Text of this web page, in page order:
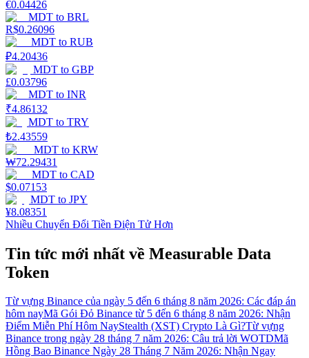
€0.04426
MDT to BRL
R$0.26096
MDT to RUB
₽4.20436
MDT to GBP
£0.03796
MDT to INR
₹4.86132
MDT to TRY
₺2.43559
MDT to KRW
₩72.29431
MDT to CAD
$0.07153
MDT to JPY
¥8.08351
Nhiều Chuyển Đổi Tiền Điện Tử Hơn
Tin tức mới nhất về Measurable Data
Token
Từ vựng Binance của ngày 5 đến 6 tháng 8 năm 2026: Các đáp án
hôm nayMã Gói Đỏ Binance từ 5 đến 6 tháng 8 năm 2026: Nhận
Điểm Miễn Phí Hôm NayStealth (XST) Crypto Là Gì?Từ vựng
Binance trong ngày 28 tháng 7 năm 2026: Câu trả lời WOTDMã
Hồng Bao Binance Ngày 28 Tháng 7 Năm 2026: Nhận Ngay